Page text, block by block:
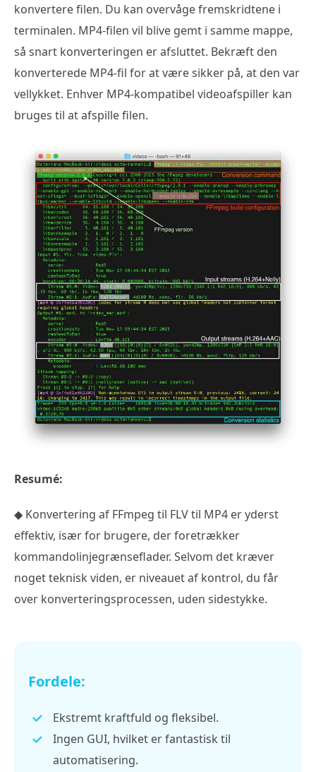
konvertere filen. Du kan overvåge fremskridtene i
terminalen. MP4-filen vil blive gemt i samme mappe,
så snart konverteringen er afsluttet. Bekræft den
konverterede MP4-fil for at være sikker på, at den var
vellykket. Enhver MP4-kompatibel videoafspiller kan
bruges til at afspille filen.
Resumé:
◆ Konvertering af FFmpeg til FLV til MP4 er yderst
effektiv, især for brugere, der foretrækker
kommandolinjegrænseflader. Selvom det kræver
noget teknisk viden, er niveauet af kontrol, du får
over konverteringsprocessen, uden sidestykke.
Fordele:
Ekstremt kraftfuld og fleksibel.
Ingen GUI, hvilket er fantastisk til
automatisering.